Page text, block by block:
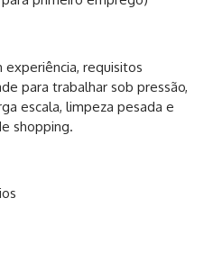
requisitos
para trabalhar sob pressão,
escala, limpeza pesada e
shopping.